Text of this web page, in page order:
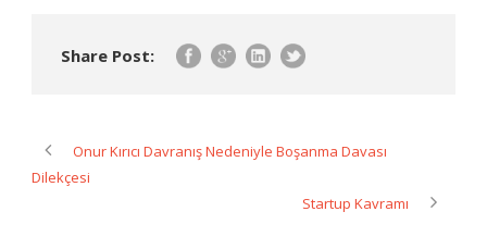
Share Post:
Onur Kırıcı Davranış Nedeniyle Boşanma Davası
Dilekçesi
Startup Kavramı